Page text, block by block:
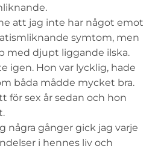
att jag inte har något emot
symtom, men
med djupt liggande ilska.
igen. Hon var lycklig, hade
båda mådde mycket bra.
för sex år sedan och hon
några gånger gick jag varje
i hennes liv och